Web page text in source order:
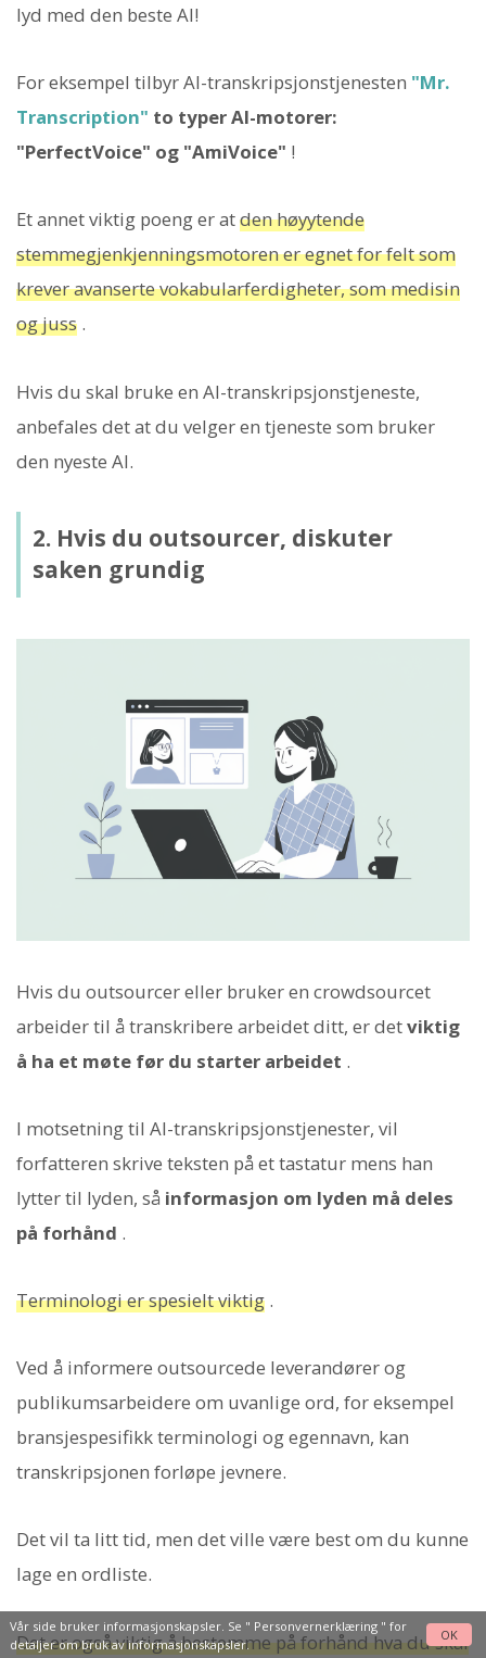
lyd med den beste AI!
For eksempel tilbyr AI-transkripsjonstjenesten "Mr.
Transcription" to typer AI-motorer:
"PerfectVoice" og "AmiVoice" !
Et annet viktig poeng er atden høyytende
stemmegjenkjenningsmotoren er egnet for felt som
krever avanserte vokabularferdigheter, som medisin
og juss .
Hvis du skal bruke en AI-transkripsjonstjeneste,
anbefales det at du velger en tjeneste som bruker
den nyeste AI.
2. Hvis du outsourcer, diskuter
saken grundig
Hvis du outsourcer eller bruker en crowdsourcet
arbeider til å transkribere arbeidet ditt, er detviktig
å ha et møte før du starter arbeidet .
I motsetning til AI-transkripsjonstjenester, vil
forfatteren skrive teksten på et tastatur mens han
lytter til lyden, så informasjon om lyden må deles
på forhånd .
Terminologi er spesielt viktig .
Ved å informere outsourcede leverandører og
publikumsarbeidere om uvanlige ord, for eksempel
bransjespesifikk terminologi og egennavn, kan
transkripsjonen forløpe jevnere.
Det vil ta litt tid, men det ville være best om du kunne
lage en ordliste.
Det er også viktig å bestemme på forhånd hva du skal
Vår side bruker informasjonskapsler. Se " Personvernerklæring" for
detaljer om bruk av informasjonskapsler.
OK